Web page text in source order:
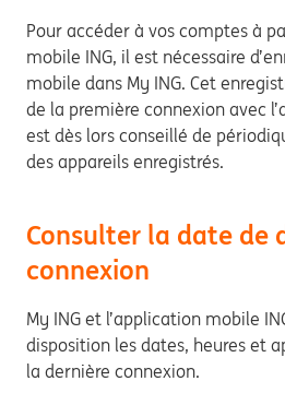
Pour accéder à vos comptes à
mobile ING, il est nécessaire
mobile dans My ING. Cet
de la première connexion avec
est dès lors conseillé de
des appareils enregistrés.
Consulter la date de
connexion
My ING et l’application mobile
disposition les dates, heures et
la dernière connexion.